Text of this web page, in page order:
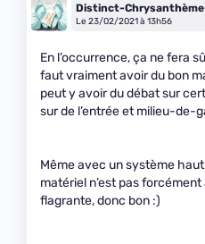
Distinct-
Le 23/02/2021 à 13h56
En l’occurrence, ça ne fera
faut vraiment avoir du bon
peut y avoir du débat sur
sur de l’entrée et milieu-de-
Même avec un système
matériel n’est pas
flagrante, donc bon :)